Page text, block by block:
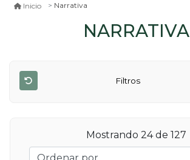
Inicio Narrativa
NARRATIVA
Filtros
Mostrando 24 de 127